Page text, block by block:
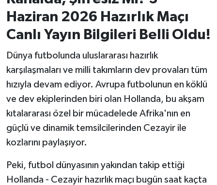
Haziran 2026 Hazırlık Maçı
Canlı Yayın Bilgileri Belli Oldu!
Dünya futbolunda uluslararası hazırlık
karşılaşmaları ve milli takımların dev provaları tüm
hızıyla devam ediyor. Avrupa futbolunun en köklü
ve dev ekiplerinden biri olan Hollanda, bu akşam
kıtalararası özel bir mücadelede Afrika'nın en
güçlü ve dinamik temsilcilerinden Cezayir ile
kozlarını paylaşıyor.
Peki, futbol dünyasının yakından takip ettiği
Hollanda - Cezayir hazırlık maçı bugün saat kaçta
İvrindi
Kepsut
KÜLTÜR-SANAT
MANŞET
Manyas